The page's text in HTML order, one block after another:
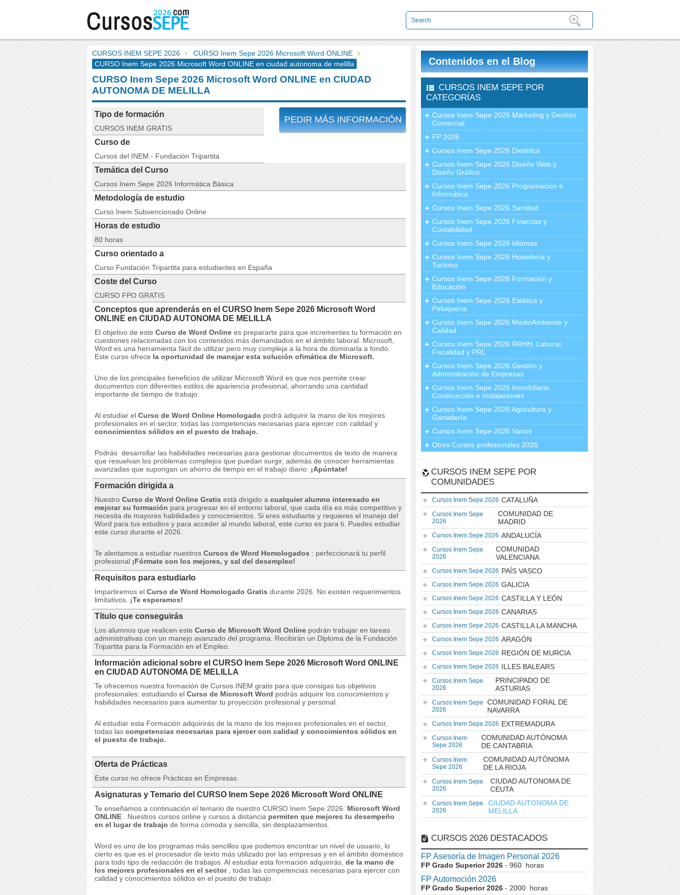
CURSOS INEM SEPE 2026
CURSO Inem Sepe 2026 Microsoft Word ONLINE
CURSO Inem Sepe 2026 Microsoft Word ONLINE en ciudad autonoma de melilla
CURSO Inem Sepe 2026 Microsoft Word ONLINE en CIUDAD
AUTONOMA DE MELILLA
PEDIR MÁS INFORMACIÓN
Tipo de formación
CURSOS INEM GRATIS
Curso de
Cursos del INEM - Fundación Tripartita
Temática del Curso
Cursos Inem Sepe 2026 Informática Básica
Metodología de estudio
Curso Inem Subvencionado Online
Horas de estudio
80 horas
Curso orientado a
Curso Fundación Tripartita para estudiantes en España
Coste del Curso
CURSO FPO GRATIS
Conceptos que aprenderás en el CURSO Inem Sepe 2026 Microsoft Word
ONLINE en CIUDAD AUTONOMA DE MELILLA
El objetivo de este Curso de Word Online es prepararte para que incrementes tu formación en
cuestiones relacionadas con los contenidos más demandados en el ámbito laboral. Microsoft,
Word es una herramienta fácil de utilizar pero muy compleja a la hora de dominarla a fondo.
Este curso ofrece la oportunidad de manejar esta solución ofimática de Microsoft.
Uno de los principales beneficios de utilizar Microsoft Word es que nos permite crear
documentos con diferentes estilos de apariencia profesional, ahorrando una cantidad
importante de tiempo de trabajo.
Al estudiar el Curso de Word Online Homologado podrá adquirir la mano de los mejores
profesionales en el sector, todas las competencias necesarias para ejercer con calidad y
conocimientos sólidos en el puesto de trabajo.
Podrás desarrollar las habilidades necesarias para gestionar documentos de texto de manera
que resuelvan los problemas complejos que puedan surgir, además de conocer herramientas
avanzadas que supongan un ahorro de tiempo en el trabajo diario. ¡Apúntate!
Formación dirigida a
Nuestro Curso de Word Online Gratis está dirigido a cualquier alumno interesado en
mejorar su formación para progresar en el entorno laboral, que cada día es más competitivo y
necesita de mayores habilidades y conocimientos. Si eres estudiante y requieres el manejo del
Word para tus estudios y para acceder al mundo laboral, este curso es para ti. Puedes estudiar
este curso durante el 2026.
Te alentamos a estudiar nuestros Cursos de Word Homologados : perfeccionará tu perfil
profesional ¡Fórmate con los mejores, y sal del desempleo!
Requisitos para estudiarlo
Impartiremos el Curso de Word Homologado Gratis durante 2026. No existen requerimientos
limitativos. ¡Te esperamos!
Título que conseguirás
Los alumnos que realicen este Curso de Microsoft Word Online podrán trabajar en tareas
administrativas con un manejo avanzado del programa. Recibirán un Diploma de la Fundación
Tripartita para la Formación en el Empleo.
Información adicional sobre el CURSO Inem Sepe 2026 Microsoft Word ONLINE
en CIUDAD AUTONOMA DE MELILLA
Te ofrecemos nuestra formación de Cursos INEM gratis para que consigas tus objetivos
profesionales: estudiando el Curso de Microsoft Word podrás adquirir los conocimientos y
habilidades necesarios para aumentar tu proyección profesional y personal.
Al estudiar esta Formación adquirirás de la mano de los mejores profesionales en el sector,
todas las competencias necesarias para ejercer con calidad y conocimientos sólidos en
el puesto de trabajo.
Oferta de Prácticas
Este curso no ofrece Prácticas en Empresas.
Asignaturas y Temario del CURSO Inem Sepe 2026 Microsoft Word ONLINE
Te enseñamos a continuación el temario de nuestro CURSO Inem Sepe 2026: Microsoft Word
ONLINE
Nuestros cursos online y cursos a distancia permiten que mejores tu desempeño
en el lugar de trabajo de forma cómoda y sencilla, sin desplazamientos.
Word es uno de los programas más sencillos que podemos encontrar un nivel de usuario, lo
cierto es que es el procesador de texto más utilizado por las empresas y en el ámbito doméstico
para todo tipo de redacción de trabajos. Al estudiar esta formación adquirirás, de la mano de
los mejores profesionales en el sector, todas las competencias necesarias para ejercer con
calidad y conocimientos sólidos en el puesto de trabajo.
Contenidos en el Blog
CURSOS INEM SEPE POR
CATEGORÍAS
Cursos Inem Sepe 2026 Márketing y Gestión
Comercial
FP 2026
Cursos Inem Sepe 2026 Dietética
Cursos Inem Sepe 2026 Diseño Web y
Diseño Gráfico
Cursos Inem Sepe 2026 Programación e
Informática
Cursos Inem Sepe 2026 Sanidad
Cursos Inem Sepe 2026 Finanzas y
Contabilidad
Cursos Inem Sepe 2026 Idiomas
Cursos Inem Sepe 2026 Hostelería y
Turismo
Cursos Inem Sepe 2026 Formación y
Educación
Cursos Inem Sepe 2026 Estética y
Peluquería
Cursos Inem Sepe 2026 MedioAmbiente y
Calidad
Cursos Inem Sepe 2026 RRHH, Laboral,
Fiscalidad y PRL
Cursos Inem Sepe 2026 Gestión y
Administración de Empresas
Cursos Inem Sepe 2026 Inmobiliaria,
Construcción e Instalaciones
Cursos Inem Sepe 2026 Agricultura y
Ganadería
Cursos Inem Sepe 2026 Varios
Otros Cursos profesionales 2026
CURSOS INEM SEPE POR
COMUNIDADES
Cursos Inem Sepe 2026 CATALUÑA
Cursos Inem Sepe
2026
COMUNIDAD DE
MADRID
Cursos Inem Sepe 2026 ANDALUCÍA
Cursos Inem Sepe
2026
COMUNIDAD
VALENCIANA
Cursos Inem Sepe 2026 PAÍS VASCO
Cursos Inem Sepe 2026 GALICIA
Cursos Inem Sepe 2026 CASTILLA Y LEÓN
Cursos Inem Sepe 2026 CANARIAS
Cursos Inem Sepe 2026 CASTILLA LA MANCHA
Cursos Inem Sepe 2026 ARAGÓN
Cursos Inem Sepe 2026 REGIÓN DE MURCIA
Cursos Inem Sepe 2026 ILLES BALEARS
Cursos Inem Sepe
2026
PRINCIPADO DE
ASTURIAS
Cursos Inem Sepe
2026
COMUNIDAD FORAL DE
NAVARRA
Cursos Inem Sepe 2026 EXTREMADURA
Cursos Inem
Sepe 2026
COMUNIDAD AUTÓNOMA
DE CANTABRIA
Cursos Inem
Sepe 2026
COMUNIDAD AUTÓNOMA
DE LA RIOJA
Cursos Inem Sepe
2026
CIUDAD AUTONOMA DE
CEUTA
Cursos Inem Sepe
2026
CIUDAD AUTONOMA DE
MELILLA
CURSOS 2026 DESTACADOS
FP Asesoría de Imagen Personal 2026
FP Grado Superior 2026 - 960 horas
FP Automoción 2026
FP Grado Superior 2026 - 2000 horas